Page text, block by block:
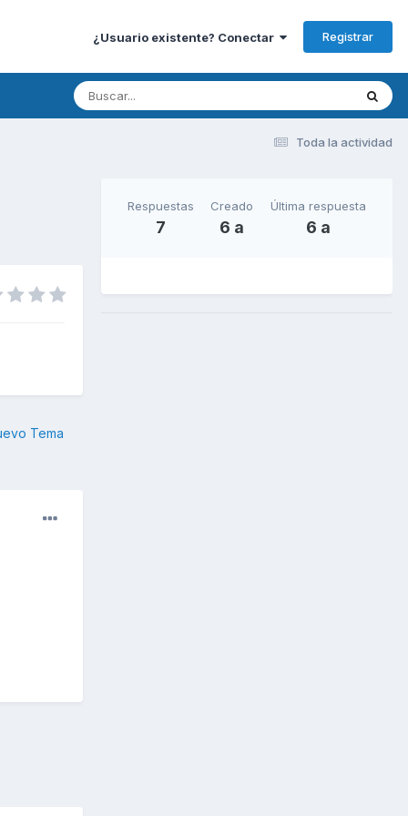
¿Usuario existente? Conectar Registrar
Toda la actividad
Tema
Respuestas
7
Creado
6 a
Última respuesta
6 a